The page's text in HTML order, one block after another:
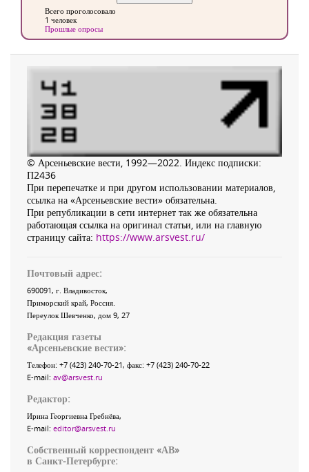
Всего проголосовало
1 человек
Прошлые опросы
© Арсеньевские вести, 1992—2022. Индекс подписки:
П2436
При перепечатке и при другом использовании материалов,
ссылка на «Арсеньевские вести» обязательна.
При републикации в сети интернет так же обязательна
работающая ссылка на оригинал статьи, или на главную
страницу сайта: https://www.arsvest.ru/
Почтовый адрес:
690091, г. Владивосток,
Приморский край, Россия
Переулок Шевченко, дом 9, 27
Редакция газеты
«Арсеньевские вести»:
Телефон: +7 (423) 240-70-21, факс: +7 (423) 240-70-22
E-mail: av@arsvest.ru
Редактор:
Ирина Георгиевна Гребнёва,
E-mail: editor@arsvest.ru
Собственный корреспондент «АВ»
в Санкт-Петербурге: